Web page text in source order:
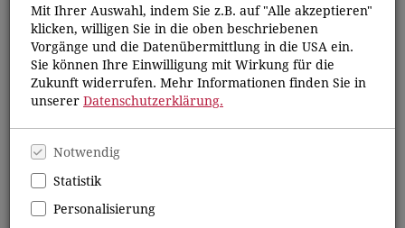
Mit Ihrer Auswahl, indem Sie z.B. auf "Alle akzeptieren"
klicken, willigen Sie in die oben beschriebenen
Vorgänge und die Datenübermittlung in die USA ein.
Sie können Ihre Einwilligung mit Wirkung für die
Zukunft widerrufen. Mehr Informationen finden Sie in
unserer Datenschutzerklärung.
Notwendig
Statistik
Personalisierung
tolino flip
Per Knopfdruck umblättern - ideal für Urlaub, Strand, Balkon